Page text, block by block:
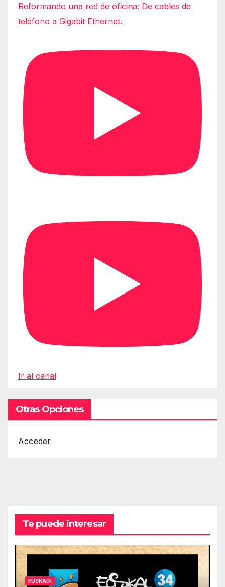
Reformando una red de oficina: De cables de
teléfono a Gigabit Ethernet.
Ir al canal
Otras Opciones
Acceder
Te puede interesar
EUSKADI